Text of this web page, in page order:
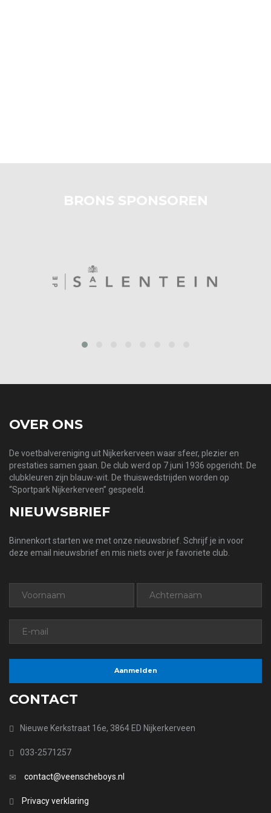
BRONS SPONSOREN
OVER ONS
De voetbalvereniging uit Nijkerkerveen waar sfeer, plezier en
prestaties samen gaan. De club werd op 7 juni 1936 opgericht. De
clubkleuren zijn blauw-wit. De thuiswedstrijden worden op
“Sportpark Nijkerkerveen” gespeeld.
NIEUWSBRIEF
Binnenkort starten we met onze nieuwsbrief. Schrijf je in voor
deze email nieuwsbrief en mis niets over je favoriete club.
CONTACT
Nieuwe Kerkstraat 16e, 3864 ED Nijkerkerveen
033-2571257
contact@veenscheboys.nl
Privacy verklaring